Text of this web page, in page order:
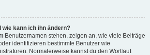
wie kann ich ihn ändern?
Benutzernamen stehen, zeigen an, wie viele Beiträge
identifizieren bestimmte Benutzer wie
Normalerweise kannst du den Wortlaut